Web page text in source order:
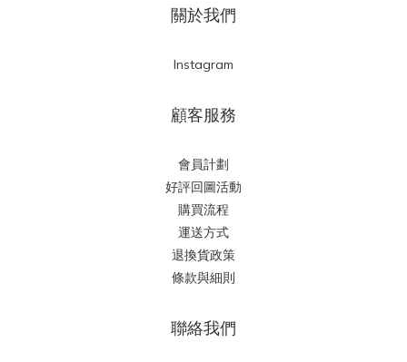
關於我們
Instagram
顧客服務
會員計劃
好評回圖活動
購買流程
運送方式
退換貨政策
條款與細則
聯絡我們